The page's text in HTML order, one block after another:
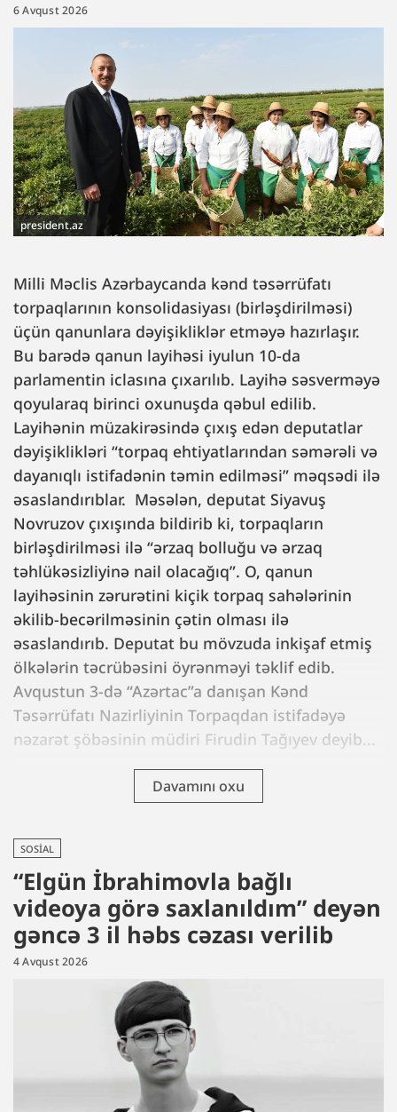
6 Avqust 2026
president.az
Milli Məclis Azərbaycanda kənd təsərrüfatı
torpaqlarının konsolidasiyası (birləşdirilməsi)
üçün qanunlara dəyişikliklər etməyə hazırlaşır.
Bu barədə qanun layihəsi iyulun 10-da
parlamentin iclasına çıxarılıb. Layihə səsverməyə
qoyularaq birinci oxunuşda qəbul edilib.
Layihənin müzakirəsində çıxış edən deputatlar
dəyişiklikləri “torpaq ehtiyatlarından səmərəli və
dayanıqlı istifadənin təmin edilməsi” məqsədi ilə
əsaslandırıblar. Məsələn, deputat Siyavuş
Novruzov çıxışında bildirib ki, torpaqların
birləşdirilməsi ilə “ərzaq bolluğu və ərzaq
təhlükəsizliyinə nail olacağıq”. O, qanun
layihəsinin zərurətini kiçik torpaq sahələrinin
əkilib-becərilməsinin çətin olması ilə
əsaslandırıb. Deputat bu mövzuda inkişaf etmiş
ölkələrin təcrübəsini öyrənməyi təklif edib.
Avqustun 3-də “Azərtac”a danışan Kənd
Təsərrüfatı Nazirliyinin Torpaqdan istifadəyə
nəzarət şöbəsinin müdiri Firudin Tağıyev deyib...
Davamını oxu
SOSIAL
“Elgün İbrahimovla bağlı
videoya görə saxlanıldım” deyən
gəncə 3 il həbs cəzası verilib
4 Avqust 2026